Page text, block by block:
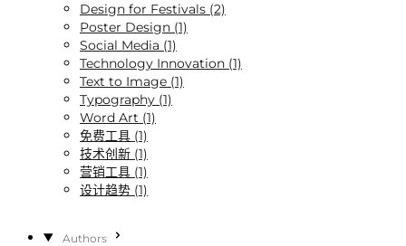
Design for Festivals (2)
Poster Design (1)
Social Media (1)
Technology Innovation (1)
Text to Image (1)
Typography (1)
Word Art (1)
免费工具 (1)
技术创新 (1)
营销工具 (1)
设计趋势 (1)
Authors